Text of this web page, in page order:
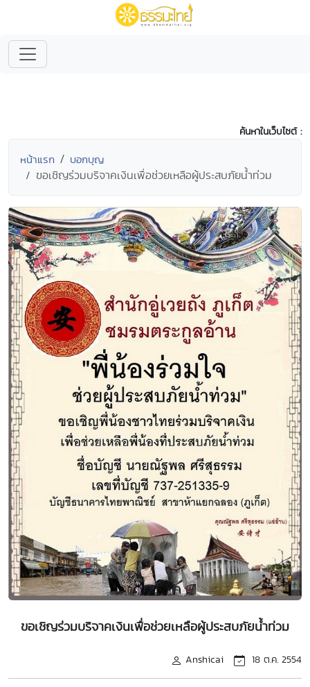
ค้นหาในเว็บไซต์ :
หน้าแรก บอกบุญ
ขอเชิญร่วมบริจาคเงินเพื่อช่วยเหลือผู้ประสบภัยน้ำท่วม
ขอเชิญร่วมบริจาคเงินเพื่อช่วยเหลือผู้ประสบภัยน้ำท่วม
Anshicai 18 ต.ค. 2554